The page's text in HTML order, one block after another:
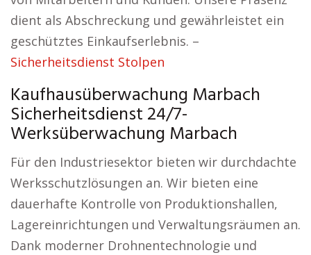
dient als Abschreckung und gewährleistet ein
geschütztes Einkaufserlebnis. –
Sicherheitsdienst Stolpen
Kaufhausüberwachung Marbach
Sicherheitsdienst 24/7-
Werksüberwachung Marbach
Für den Industriesektor bieten wir durchdachte
Werksschutzlösungen an. Wir bieten eine
dauerhafte Kontrolle von Produktionshallen,
Lagereinrichtungen und Verwaltungsräumen an.
Dank moderner Drohnentechnologie und